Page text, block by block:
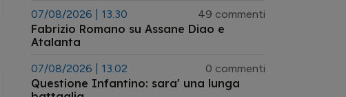
07/08/2026 | 13.30 49 commenti
Fabrizio Romano su Assane Diao e
Atalanta
07/08/2026 | 13.02 0 commenti
Questione Infantino: sara' una lunga